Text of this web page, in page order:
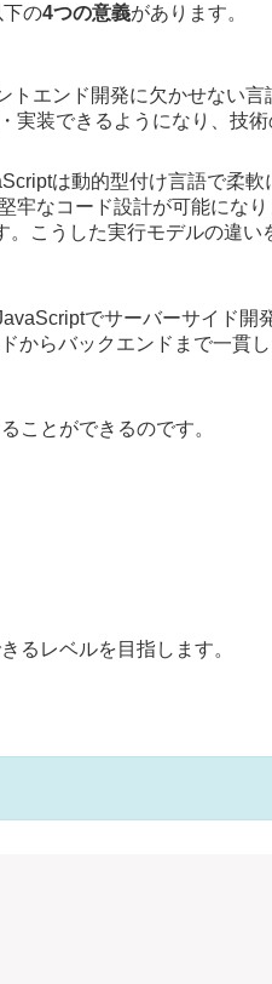
の4つの意義があります。
エンド開発に欠かせない
装できるようになり、技術
は動的型付け言語で柔
なコード設計が可能にな
こうした実行モデルの違
でサーバーサイド開
からバックエンドまで一貫
ことができるのです。
るレベルを目指します。